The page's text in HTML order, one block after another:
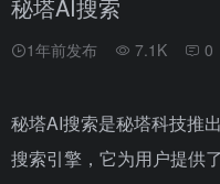
秘塔AI搜索
1年前发布 7.1K 0
秘塔AI搜索是秘塔科技推
搜索引擎，它为用户提供